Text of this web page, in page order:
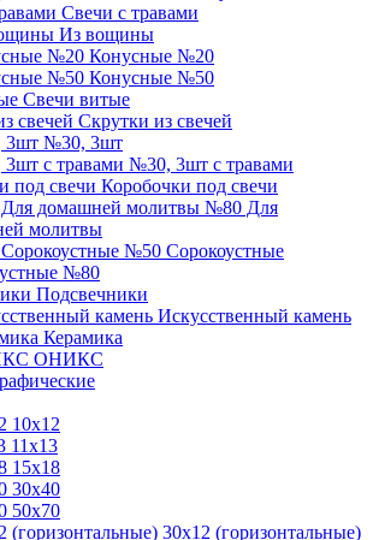
Свечи с травами
Из вощины
Конусные №20
Конусные №50
Свечи витые
Скрутки из свечей
№30, 3шт
№30, 3шт с травами
Коробочки под свечи
№80 Для
молитвы
№50 Сорокоустные
№80
Подсвечники
Искусственный камень
Керамика
ОНИКС
10x12
11х13
15х18
30x40
50x70
30x12 (горизонтальные)